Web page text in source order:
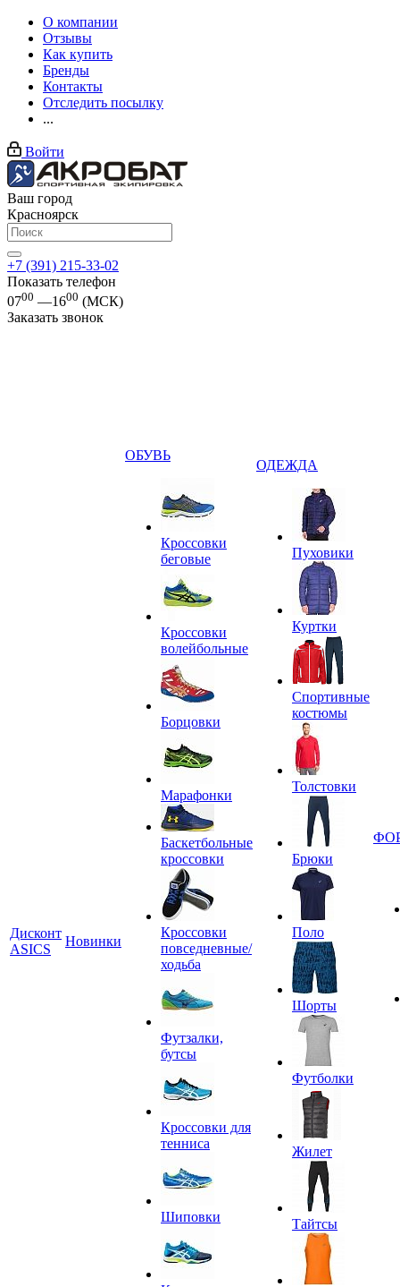
О компании
Отзывы
Как купить
Бренды
Контакты
Отследить посылку
...
Войти
Ваш город
Красноярск
+7 (391) 215-33-02
Показать телефон
0700 —1600 (МСК)
Заказать звонок
Дисконт
ASICS
Новинки
ОБУВЬ
Кроссовки
беговые
Кроссовки
волейбольные
Борцовки
Марафонки
Баскетбольные
кроссовки
Кроссовки
повседневные/
ходьба
Футзалки,
бутсы
Кроссовки для
тенниса
Шиповки
ОДЕЖДА
Пуховики
Куртки
Спортивные
костюмы
Толстовки
Брюки
Поло
Шорты
Футболки
Жилет
Тайтсы